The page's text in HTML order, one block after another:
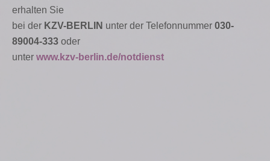
erhalten Sie
bei der KZV-BERLIN unter der Telefonnummer 030-
89004-333 oder
unter www.kzv-berlin.de/notdienst